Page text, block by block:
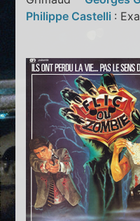
Philippe Castelli :